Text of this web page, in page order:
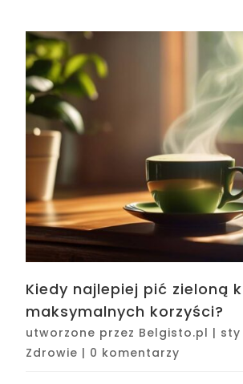
Kiedy najlepiej pić zieloną
maksymalnych korzyści?
utworzone przez Belgisto.pl | sty
Zdrowie | 0 komentarzy